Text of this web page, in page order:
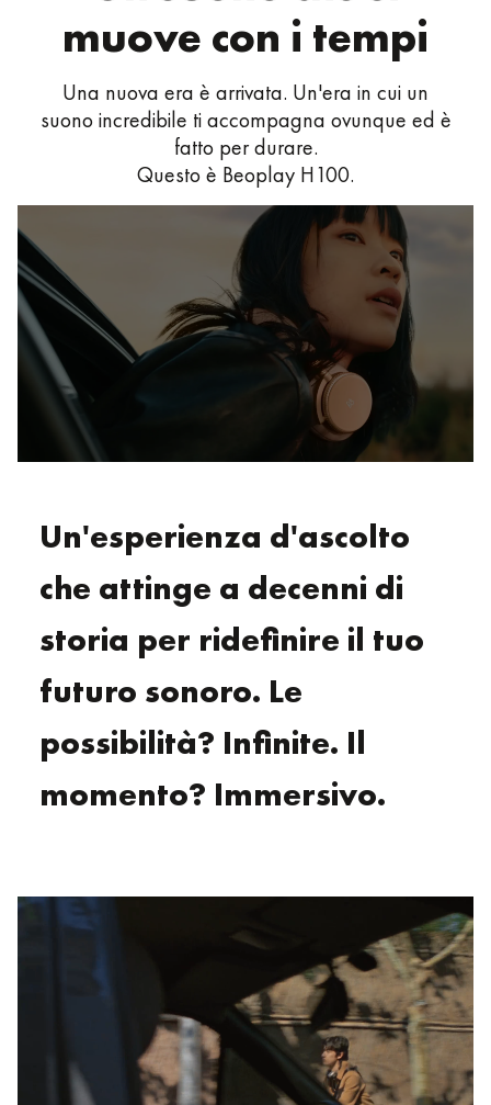
muove con i tempi
Una nuova era è arrivata. Un'era in cui un
suono incredibile ti accompagna ovunque ed è
fatto per durare.
Questo è Beoplay H100.
Un'esperienza d'ascolto
che attinge a decenni di
storia per ridefinire il tuo
futuro sonoro. Le
possibilità? Infinite. Il
momento? Immersivo.